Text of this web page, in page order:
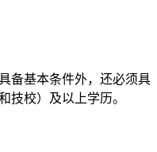
备基本条件外，还必须具
技校）及以上学历。